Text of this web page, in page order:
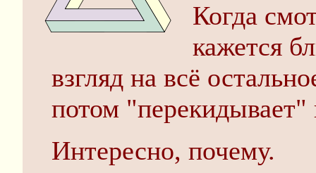
Когда
кажется
взгляд на всё
потом "перекидывает"
Интересно, почему.